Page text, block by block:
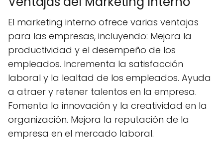
El marketing interno ofrece varias ventajas
para las empresas, incluyendo: Mejora la
productividad y el desempeño de los
empleados. Incrementa la satisfacción
laboral y la lealtad de los empleados. Ayuda
a atraer y retener talentos en la empresa.
Fomenta la innovación y la creatividad en la
organización. Mejora la reputación de la
empresa en el mercado laboral.